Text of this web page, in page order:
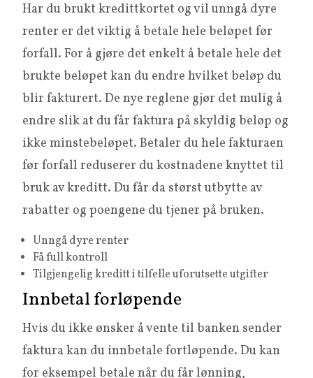
Har du brukt kredittkortet og vil unngå dyre
renter er det viktig å betale hele beløpet før
forfall. For å gjøre det enkelt å betale hele det
brukte beløpet kan du endre hvilket beløp du
blir fakturert. De nye reglene gjør det mulig å
endre slik at du får faktura på skyldig beløp og
ikke minstebeløpet. Betaler du hele fakturaen
før forfall reduserer du kostnadene knyttet til
bruk av kreditt. Du får da størst utbytte av
rabatter og poengene du tjener på bruken.
Unngå dyre renter
Få full kontroll
Tilgjengelig kreditt i tilfelle uforutsette utgifter
Innbetal forløpende
Hvis du ikke ønsker å vente til banken sender
faktura kan du innbetale fortløpende. Du kan
for eksempel betale når du får lønning,